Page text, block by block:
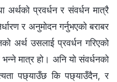
अर्थको प्रवर्धन र संवर्धन मात्रै
र अनुमोदन गर्नुभएको बराबर
अर्थ उसलाई प्रवर्धन गरिएको
मात्र हो। अनि यो संवर्धनको
पछ्याउँछ कि पछ्याउँदैन, र